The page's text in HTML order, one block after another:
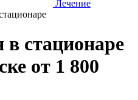
Лечение
в стационаре
от 1 800